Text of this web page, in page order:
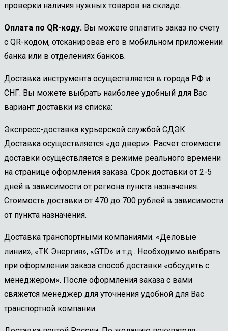
проверки наличия нужных товаров на складе.
Оплата по QR-коду. Вы можете оплатить заказ по счету
с QR-кодом, отсканировав его в мобильном приложении
банка или в отделениях банков.
Доставка инструмента осуществляется в города РФ и
СНГ. Вы можете выбрать наиболее удобный для Вас
вариант доставки из списка:
Экспресс-доставка курьерской службой СДЭК.
Доставка осуществляется «до двери». Расчет стоимости
доставки осуществляется в режиме реального времени
на странице оформления заказа. Срок доставки от 2-5
дней в зависимости от региона пункта назначения.
Стоимость доставки от 470 до 700 рублей в зависимости
от пункта назначения.
Доставка транспортными компаниями. «Деловые
линии», «ТК Энергия», «GTD» и т.д.. Необходимо выбрать
при оформлении заказа способ доставки «обсудить с
менеджером». После оформления заказа с вами
свяжется менеджер для уточнения удобной для Вас
транспортной компании.